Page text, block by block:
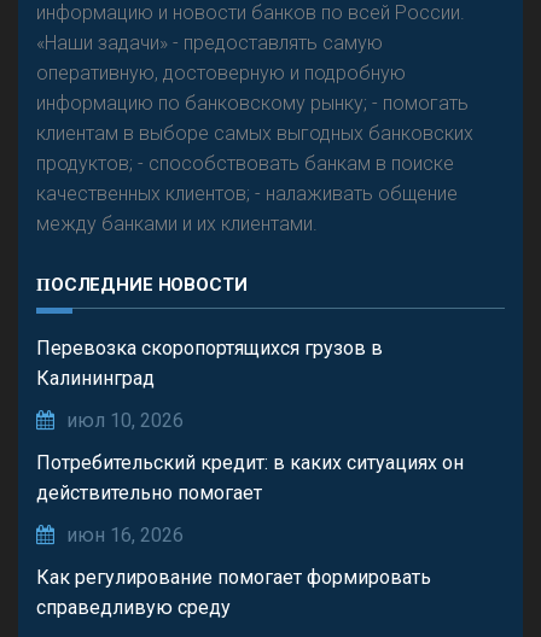
информацию и новости банков по всей России.
«Наши задачи» - предоставлять самую
оперативную, достоверную и подробную
информацию по банковскому рынку; - помогать
клиентам в выборе самых выгодных банковских
продуктов; - способствовать банкам в поиске
качественных клиентов; - налаживать общение
между банками и их клиентами.
ПОСЛЕДНИЕ НОВОСТИ
Перевозка скоропортящихся грузов в
Калининград
июл 10, 2026
Потребительский кредит: в каких ситуациях он
действительно помогает
июн 16, 2026
Как регулирование помогает формировать
справедливую среду